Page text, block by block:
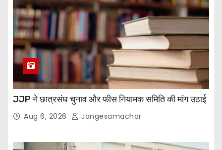
JJP ने छात्रसंघ चुनाव और फीस नियामक समिति की मांग उठाई
Aug 6, 2026 Jangesamachar